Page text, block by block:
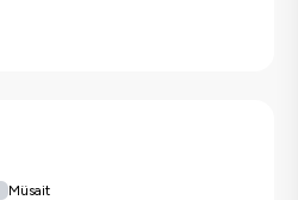
Müsait